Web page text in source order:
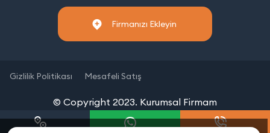
Firmanızı Ekleyin
© Copyright 2023. Kurumsal Firmam
Gizlilik Politikası Mesafeli Satış